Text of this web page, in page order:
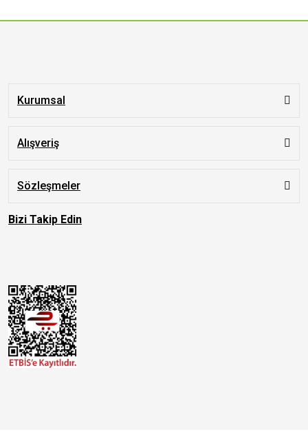
Kurumsal
Alışveriş
Sözleşmeler
Bizi Takip Edin